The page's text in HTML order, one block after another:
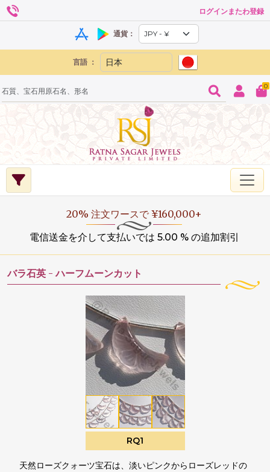
ログインまたわ登録
通貨：
言語 ：
0
20% 注文ワースで ¥160,000+
電信送金を介して支払いでは 5.00 % の追加割引
バラ石英 - ハーフムーンカット
RQ1
天然ローズクォーツ宝石は、淡いピンクからローズレッドの